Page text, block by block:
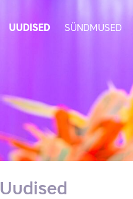
UUDISED SÜNDMUSED
Uudised